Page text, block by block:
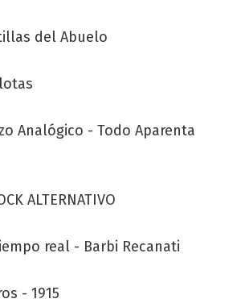
del Abuelo
Analógico - Todo Aparenta
ALTERNATIVO
real - Barbi Recanati
- 1915